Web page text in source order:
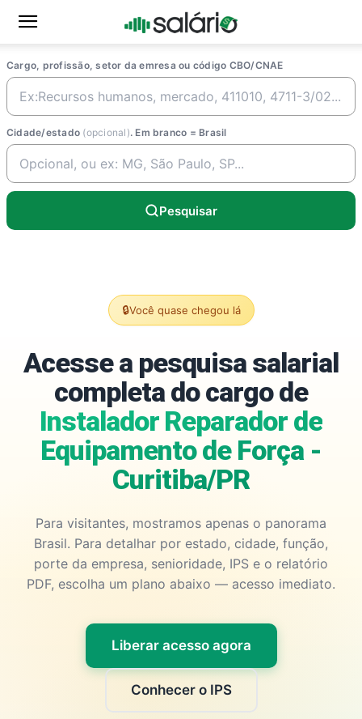
Cargo, profissão, setor da emresa ou código CBO/CNAE
Cidade/estado (opcional). Em branco = Brasil
Pesquisar
🔒Você quase chegou lá
Acesse a pesquisa salarial
completa do cargo de
Instalador Reparador de
Equipamento de Força -
Curitiba/PR
Para visitantes, mostramos apenas o panorama
Brasil. Para detalhar por estado, cidade, função,
porte da empresa, senioridade, IPS e o relatório
PDF, escolha um plano abaixo — acesso imediato.
Liberar acesso agora
Conhecer o IPS